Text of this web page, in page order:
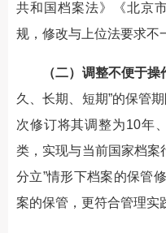
共和国档案法》《北京
规，修改与上位法要求不
（二）调整不便于操
久、长期、短期”的保管
次修订将其调整为10年
类，实现与当前国家档案
分立”情形下档案的保管
案的保管，更符合管理实